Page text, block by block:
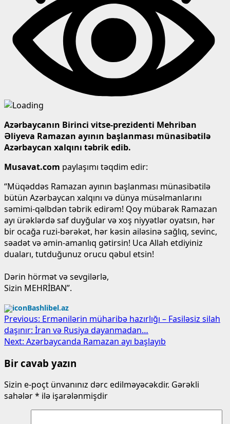
Azərbaycanın Birinci vitse-prezidenti Mehriban
Əliyeva Ramazan ayının başlanması münasibətilə
Azərbaycan xalqını təbrik edib.
Musavat.com paylaşımı təqdim edir:
“Müqəddəs Ramazan ayının başlanması münasibətilə
bütün Azərbaycan xalqını və dünya müsəlmanlarını
səmimi-qəlbdən təbrik edirəm! Qoy mübarək Ramazan
ayı ürəklərdə saf duyğular və xoş niyyətlər oyatsın, hər
bir ocağa ruzi-bərəkət, hər kəsin ailəsinə sağlıq, sevinc,
səadət və əmin-amanlıq gətirsin! Uca Allah etdiyiniz
duaları, tutduğunuz orucu qəbul etsin!
Dərin hörmət və sevgilərlə,
Sizin MEHRİBAN”.
Bashlibel.az
Post
navigation
Previous: Ermənilərin müharibə hazırlığı – Fasiləsiz silah
daşınır: İran və Rusiya dayanmadan…
Next: Azərbaycanda Ramazan ayı başlayıb
Bir cavab yazın
Sizin e-poçt ünvanınız dərc edilməyəcəkdir. Gərəkli
sahələr* ilə işarələnmişdir